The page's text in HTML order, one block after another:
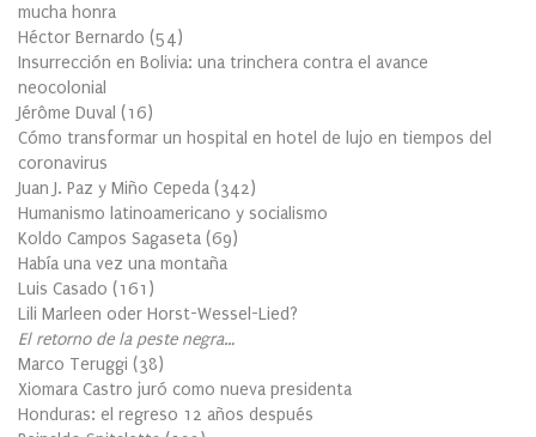
mucha honra
Héctor Bernardo (54)
Insurrección en Bolivia: una trinchera contra el avance
neocolonial
Jérôme Duval (16)
Cómo transformar un hospital en hotel de lujo en tiempos del
coronavirus
Juan J. Paz y Miño Cepeda (342)
Humanismo latinoamericano y socialismo
Koldo Campos Sagaseta (69)
Había una vez una montaña
Luis Casado (161 )
Lili Marleen oder Horst-Wessel-Lied?
El retorno de la peste negra…
Marco Teruggi (38)
Xiomara Castro juró como nueva presidenta
Honduras: el regreso 12 años después